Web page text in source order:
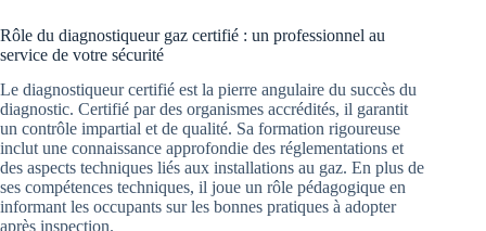
Rôle du diagnostiqueur gaz certifié : un professionnel au
service de votre sécurité
Le diagnostiqueur certifié est la pierre angulaire du succès du
diagnostic. Certifié par des organismes accrédités, il garantit
un contrôle impartial et de qualité. Sa formation rigoureuse
inclut une connaissance approfondie des réglementations et
des aspects techniques liés aux installations au gaz. En plus de
ses compétences techniques, il joue un rôle pédagogique en
informant les occupants sur les bonnes pratiques à adopter
après inspection.